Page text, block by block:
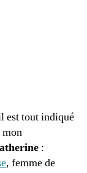
est tout indiqué
mon
:
, femme de